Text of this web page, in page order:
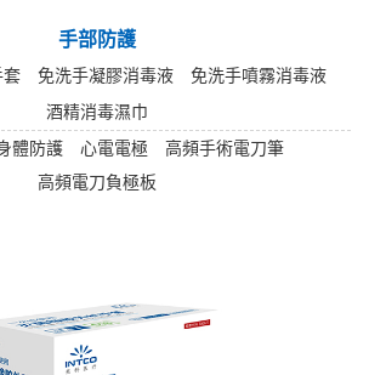
手部防護
套 免洗手凝膠消毒液
免洗手噴霧消毒液
酒精消毒濕巾
體防護 心電電極
高頻手術電刀筆
高頻電刀負極板